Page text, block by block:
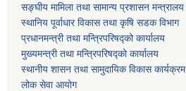
सङ्घीय मामिला तथा सामान्य प्रशासन मन्त्रालय
स्थानिय पूर्वाधार विकास तथा कृषि सडक विभाग
प्रधानमन्त्री तथा मन्त्रिपरिषद्को कार्यालय
मुख्यमन्त्री तथा मन्त्रिपरिषद्को कार्यालय
स्थानीय शासन तथा सामुदायिक विकास कार्यक्रम
लोक सेवा आयोग